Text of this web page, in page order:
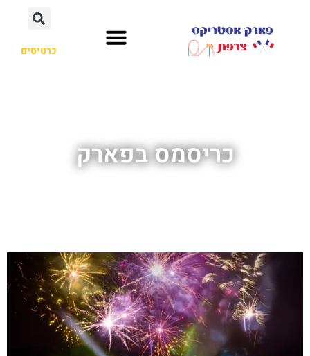
כרטיסים
כריסמס בפארק